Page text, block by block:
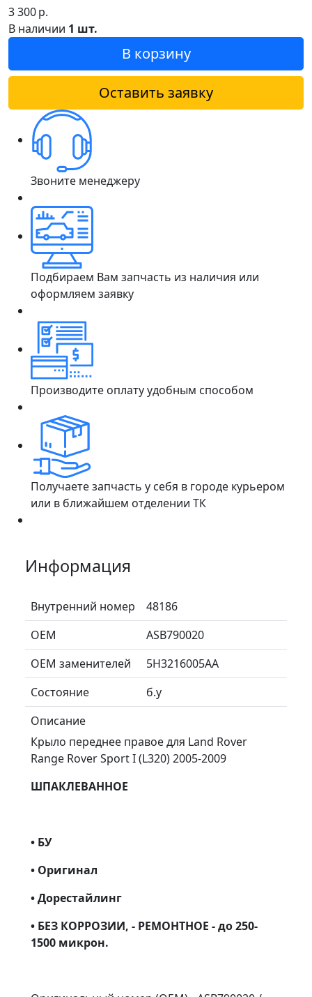
3 300р.
В наличии 1 шт.
В корзину
Оставить заявку
Звоните менеджеру
Подбираем Вам запчасть из наличия или
оформляем заявку
Производите оплату удобным способом
Получаете запчасть у себя в городе курьером
или в ближайшем отделении ТК
Информация
Внутренний номер
48186
ОЕМ
ASB790020
ОЕМ заменителей
5H3216005AA
Состояние
б.у
Описание
Крыло переднее правое для Land Rover
Range Rover Sport I (L320) 2005-2009
ШПАКЛЕВАННОЕ
• БУ
• Оригинал
• Дорестайлинг
• БЕЗ КОРРОЗИИ, - РЕМОНТНОЕ - до 250-
1500 микрон.